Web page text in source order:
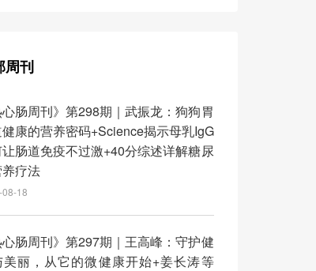
周刊
心肠周刊》第298期｜武振龙：狗狗胃
康的营养密码+Science揭示母乳IgG
肠道免疫不过激+40分综述详解糖尿
疗法
18
心肠周刊》第297期｜王高峰：守护健
美丽，从它的微健康开始+姜长涛等